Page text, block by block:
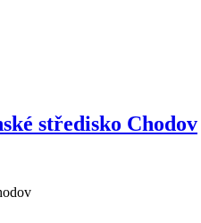
středisko Chodov